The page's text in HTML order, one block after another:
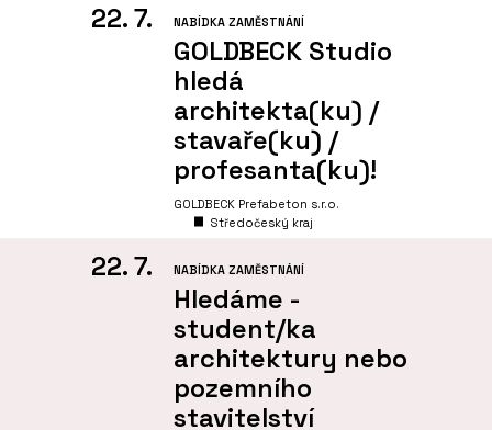
22. 7. NABÍDKA ZAMĚSTNÁNÍ
GOLDBECK Studio
hledá
architekta(ku) /
stavaře(ku) /
profesanta(ku)!
GOLDBECK Prefabeton s.r.o.
Středočeský kraj
22. 7. NABÍDKA ZAMĚSTNÁNÍ
Hledáme -
student/ka
architektury nebo
pozemního
stavitelství